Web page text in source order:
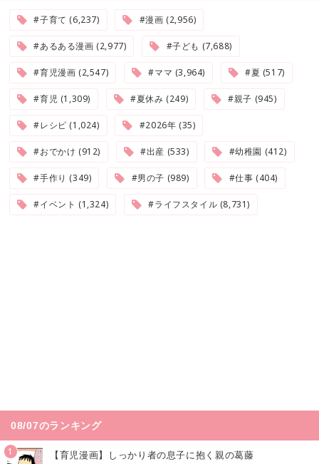
#子育て (6,237) #漫画 (2,956)
#あるある漫画 (2,977) #子ども (7,688)
#育児漫画 (2,547) #ママ (3,964) #夏 (517)
#育児 (1,309) #夏休み (249) #親子 (945)
#レシピ (1,024) #2026年 (35)
#おでかけ (912) #出産 (533) #幼稚園 (412)
#手作り (349) #男の子 (989) #仕事 (404)
#イベント (1,324) #ライフスタイル (8,731)
08/07のランキング
1 【育児漫画】しっかり者の息子に抱く親の葛藤